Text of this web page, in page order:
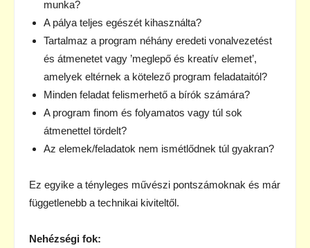
munka?
A pálya teljes egészét kihasználta?
Tartalmaz a program néhány eredeti vonalvezetést
és átmenetet vagy ’meglepő és kreatív elemet’,
amelyek eltérnek a kötelező program feladataitól?
Minden feladat felismerhető a bírók számára?
A program finom és folyamatos vagy túl sok
átmenettel tördelt?
Az elemek/feladatok nem ismétlődnek túl gyakran?
Ez egyike a tényleges művészi pontszámoknak és már
függetlenebb a technikai kiviteltől.
Nehézségi fok: